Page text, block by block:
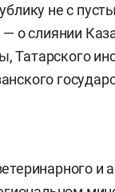
не с
о слиянии
Татарского
и